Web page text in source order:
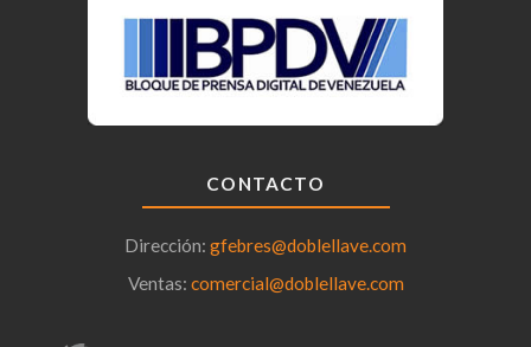
CONTACTO
Dirección: gfebres@doblellave.com
Ventas: comercial@doblellave.com